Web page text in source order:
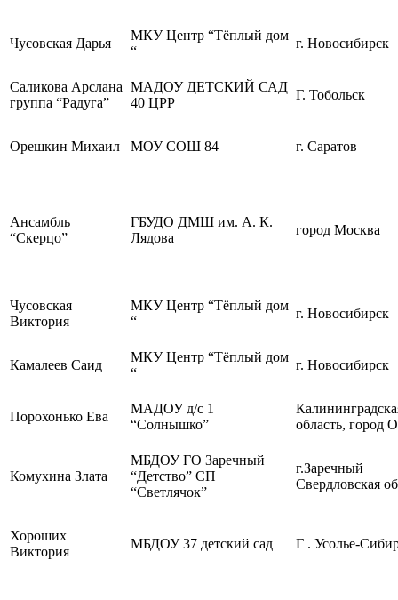
Чусовская Дарья
МКУ Центр “Тёплый дом
“
г. Новосибирск
Саликова Арслана
группа “Радуга”
МАДОУ ДЕТСКИЙ САД
40 ЦРР
Г. Тобольск
Орешкин Михаил МОУ СОШ 84 г. Саратов
Ансамбль
“Скерцо”
ГБУДО ДМШ им. А. К.
Лядова
город Москва
Чусовская
Виктория
МКУ Центр “Тёплый дом
“
г. Новосибирск
Камалеев Саид
МКУ Центр “Тёплый дом
“
г. Новосибирск
Порохонько Ева
МАДОУ д/с 1
“Солнышко”
область, город
Комухина Злата
МБДОУ ГО Заречный
“Детство” СП
“Светлячок”
г.Заречный
Свердловская
Хороших
Виктория
МБДОУ 37 детский сад Г . Усолье-